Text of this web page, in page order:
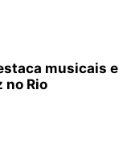
musicais e
no Rio